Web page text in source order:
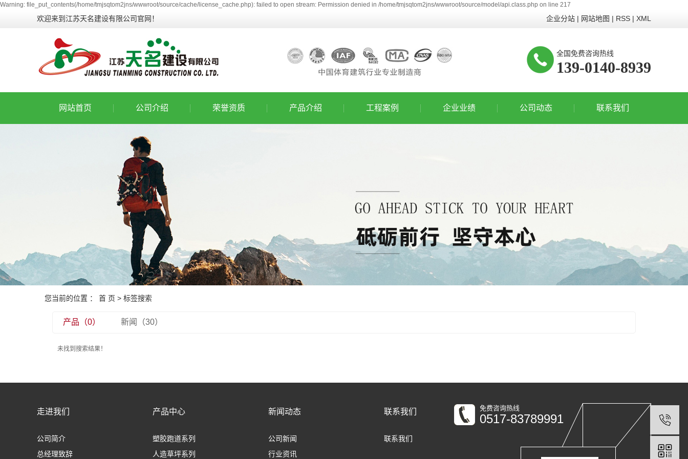
Warning: file_put_contents(/home/tmjsqtom2jns/wwwroot/source/cache/license_cache.php): failed to open stream: Permission denied in /home/tmjsqtom2jns/wwwroot/source/model/api.class.php on line 217
欢迎来到江苏天名建设有限公司官网！ 企业分站 | 网站地图 | RSS | XML
全国免费咨询热线
139-0140-8939
网站首页 公司介绍 荣誉资质 产品介绍 工程案例 企业业绩 公司动态 联系我们
您当前的位置 ： 首 页 > 标签搜索
产品（0） 新闻（30）
未找到搜索结果！
走进我们
公司简介
总经理致辞
产品中心
塑胶跑道系列
人造草坪系列
新闻动态
公司新闻
行业资讯
联系我们
联系我们
免费咨询热线
0517-83789991